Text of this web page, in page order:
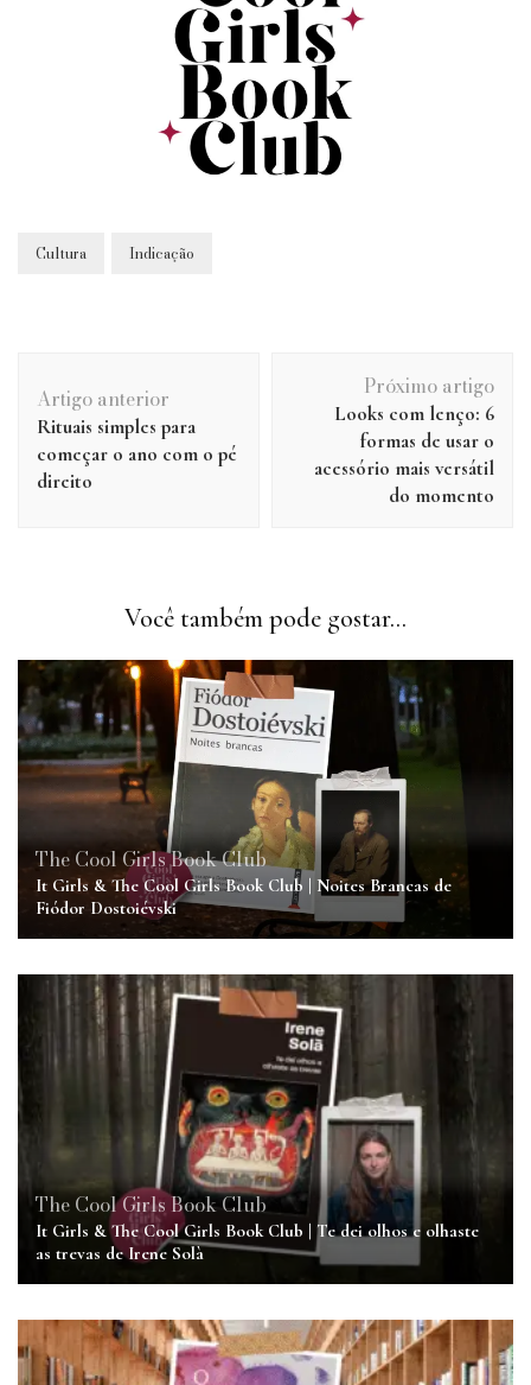
Cultura Indicação
de
post
Artigo anterior
Rituais simples para
começar o ano com o pé
direito
Próximo artigo
Looks com lenço: 6
formas de usar o
acessório mais versátil
do momento
Você também pode gostar...
The Cool Girls Book Club
It Girls & The Cool Girls Book Club | Noites Brancas de
Fiódor Dostoiévski
The Cool Girls Book Club
It Girls & The Cool Girls Book Club | Te dei olhos e olhaste
as trevas de Irene Solà